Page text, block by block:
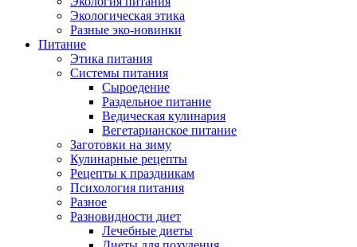
Экологическая этика
Разные эко-новинки
Питание
Этика питания
Системы питания
Сыроедение
Раздельное питание
Ведическая кулинария
Вегетарианское питание
Заготовки на зиму
Кулинарные рецепты
Рецепты к праздникам
Психология питания
Разное
Разновидности диет
Лечебные диеты